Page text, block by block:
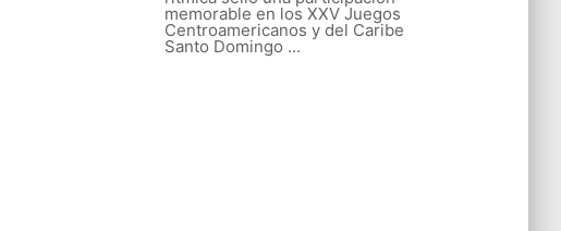
memorable en los XXV Juegos
Centroamericanos y del Caribe
Santo Domingo ...